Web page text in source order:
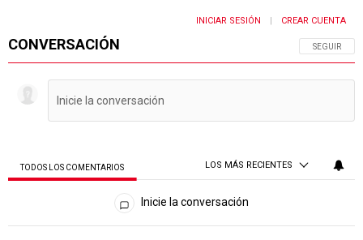
CONVERSACIÓN SIGA ESTA
SEGUIR
INICIAR SESIÓN CREAR CUENTA
TODOS LOS COMENTARIOS LOS MÁS RECIENTES
Todos los comentarios
Inicie la conversación